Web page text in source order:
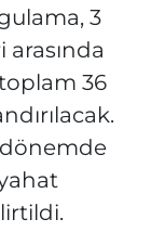
3
arasında
36